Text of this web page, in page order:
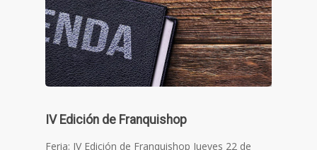
IV Edición de Franquishop
Feria: IV Edición de Franquishop Jueves 22 de